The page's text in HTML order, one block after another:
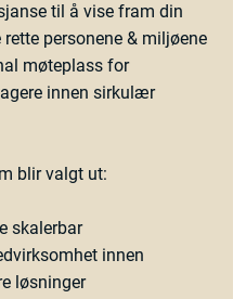
til å vise fram din
personene & miljøene
møteplass for
innen sirkulær
blir valgt ut:
skalerbar
innen
løsninger